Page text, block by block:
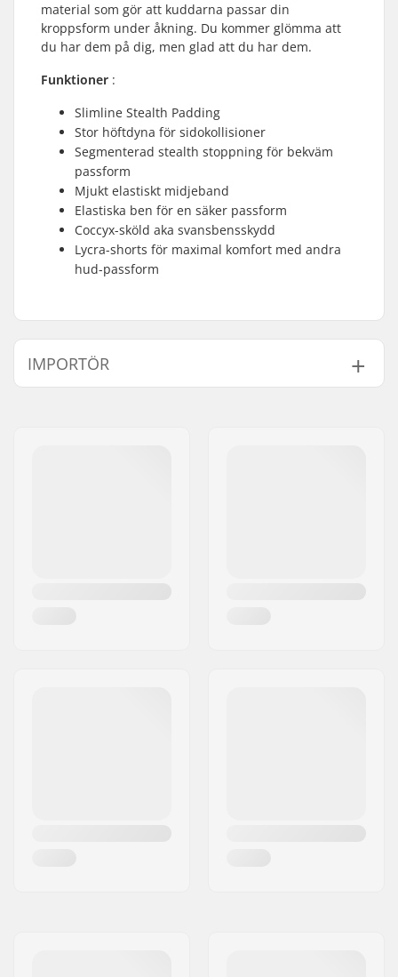
material som gör att kuddarna passar din
kroppsform under åkning. Du kommer glömma att
du har dem på dig, men glad att du har dem.
Funktioner :
Slimline Stealth Padding
Stor höftdyna för sidokollisioner
Segmenterad stealth stoppning för bekväm
passform
Mjukt elastiskt midjeband
Elastiska ben för en säker passform
Coccyx-sköld aka svansbensskydd
Lycra-shorts för maximal komfort med andra
hud-passform
IMPORTÖR